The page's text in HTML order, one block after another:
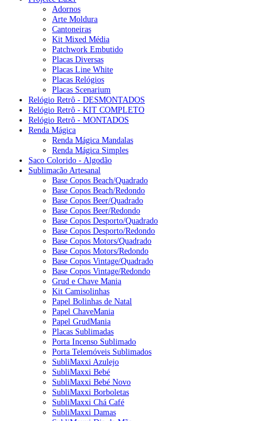
Adornos
Arte Moldura
Cantoneiras
Kit Mixed Média
Patchwork Embutido
Placas Diversas
Placas Line White
Placas Relógios
Placas Scenarium
Relógio Retrô - DESMONTADOS
Relógio Retrô - KIT COMPLETO
Relógio Retrô - MONTADOS
Renda Mágica
Renda Mágica Mandalas
Renda Mágica Simples
Saco Colorido - Algodão
Sublimacão Artesanal
Base Copos Beach/Quadrado
Base Copos Beach/Redondo
Base Copos Beer/Quadrado
Base Copos Beer/Redondo
Base Copos Desporto/Quadrado
Base Copos Desporto/Redondo
Base Copos Motors/Quadrado
Base Copos Motors/Redondo
Base Copos Vintage/Quadrado
Base Copos Vintage/Redondo
Grud e Chave Mania
Kit Camisolinhas
Papel Bolinhas de Natal
Papel ChaveMania
Papel GrudMania
Placas Sublimadas
Porta Incenso Sublimado
Porta Telemóveis Sublimados
SubliMaxxi Azulejo
SubliMaxxi Bebé
SubliMaxxi Bebé Novo
SubliMaxxi Borboletas
SubliMaxxi Chá Café
SubliMaxxi Damas